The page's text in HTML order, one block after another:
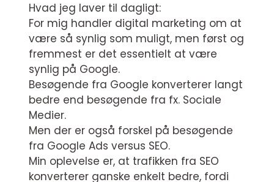
Hvad jeg laver til dagligt:
For mig handler digital marketing om at
være så synlig som muligt, men først og
fremmest er det essentielt at være
synlig på Google.
Besøgende fra Google konverterer langt
bedre end besøgende fra fx. Sociale
Medier.
Men der er også forskel på besøgende
fra Google Ads versus SEO.
Min oplevelse er, at trafikken fra SEO
konverterer ganske enkelt bedre, fordi